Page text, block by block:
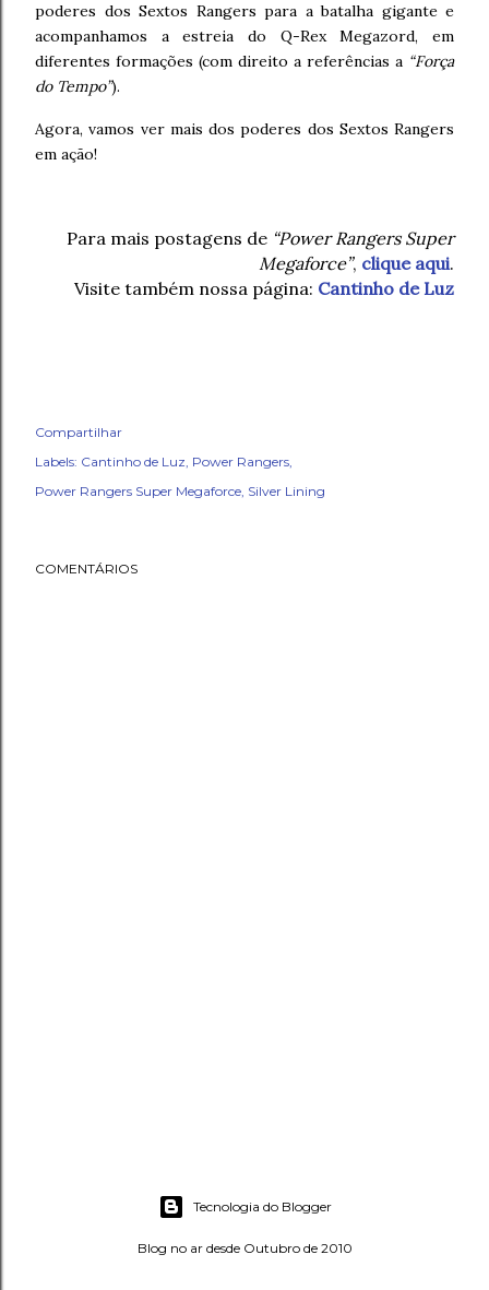
poderes dos Sextos Rangers para a batalha gigante e
acompanhamos a estreia do Q-Rex Megazord, em
diferentes formações (com direito a referências a “Força
do Tempo”).
Agora, vamos ver mais dos poderes dos Sextos Rangers
em ação!
Para mais postagens de “Power Rangers Super
Megaforce”, clique aqui.
Visite também nossa página: Cantinho de Luz
Compartilhar
Labels: Cantinho de Luz Power Rangers
Power Rangers Super Megaforce Silver Lining
COMENTÁRIOS
Tecnologia do Blogger
Blog no ar desde Outubro de 2010